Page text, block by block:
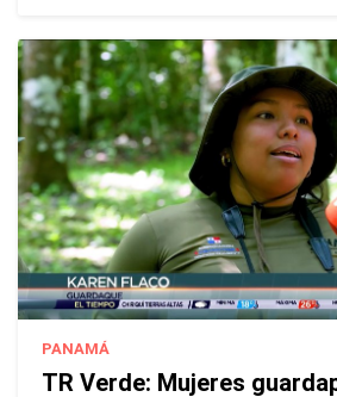
PANAMÁ
TR Verde: Mujeres